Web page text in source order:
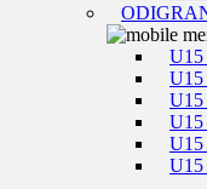
U15